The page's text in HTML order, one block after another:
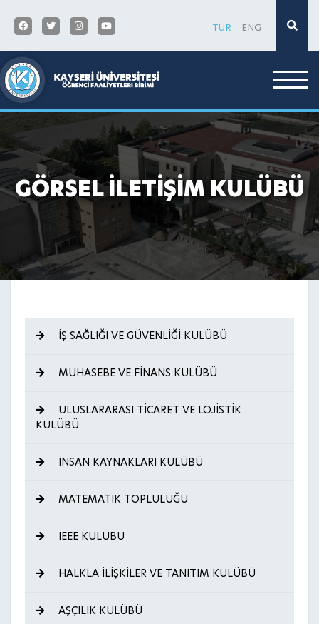
×
TUR ENG
GÖRSEL İLETİŞİM KULÜBÜ
İŞ SAĞLIĞI VE GÜVENLİĞİ KULÜBÜ
MUHASEBE VE FİNANS KULÜBÜ
ULUSLARARASI TİCARET VE LOJİSTİK
KULÜBÜ
İNSAN KAYNAKLARI KULÜBÜ
MATEMATİK TOPLULUĞU
IEEE KULÜBÜ
HALKLA İLİŞKİLER VE TANITIM KULÜBÜ
AŞÇILIK KULÜBÜ